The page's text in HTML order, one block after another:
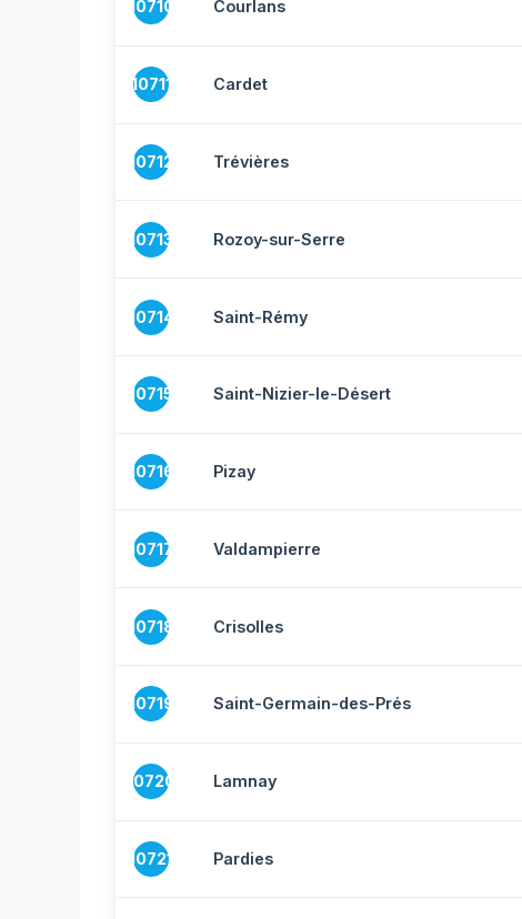
10710 Courlans
10711 Cardet
10712 Trévières
10713 Rozoy-sur-Serre
10714 Saint-Rémy
10715 Saint-Nizier-le-Désert
10716 Pizay
10717 Valdampierre
10718 Crisolles
10719 Saint-Germain-des-Prés
10720 Lamnay
10721 Pardies